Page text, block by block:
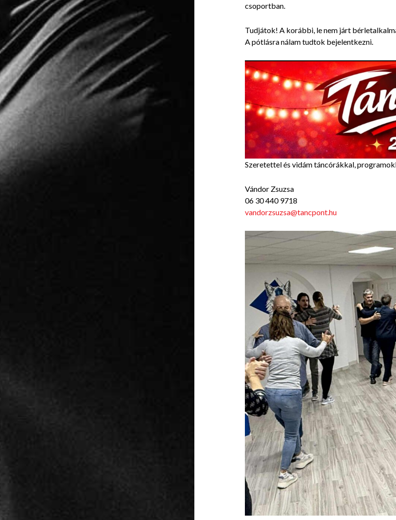
csoportban.
Tudjátok! A korábbi, le nem járt
A pótlásra nálam tudtok bejelentkezni.
Szeretettel és vidám táncórákkal,
Vándor Zsuzsa
06 30 440 9718
vandorzsuzsa@tancpont.hu